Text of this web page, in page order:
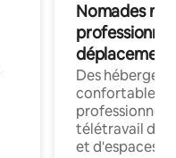
Nomades
déplacement
Des
confortables
professionnels
télétravail
et d'espaces